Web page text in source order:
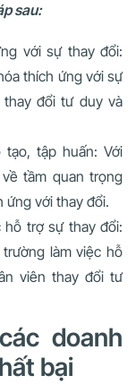
sau:
với sự thay đổi:
thích ứng với sự
đổi tư duy và
tập huấn: Với
tầm quan trọng
ứng với thay đổi.
hỗ trợ sự thay đổi:
làm việc hỗ
viên thay đổi tư
doanh
bại